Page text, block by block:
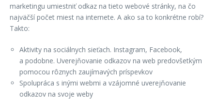
marketingu umiestniť odkaz na tieto webové stránky, na čo
najväčší počet miest na internete. A ako sa to konkrétne robí?
Takto:
Aktivity na sociálnych sieťach. Instagram, Facebook,
a podobne. Uverejňovanie odkazov na web predovšetkým
pomocou rôznych zaujímavých príspevkov
Spolupráca s inými webmi a vzájomné uverejňovanie
odkazov na svoje weby